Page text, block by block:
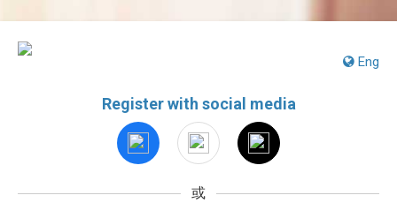
Eng
Register with social media
或